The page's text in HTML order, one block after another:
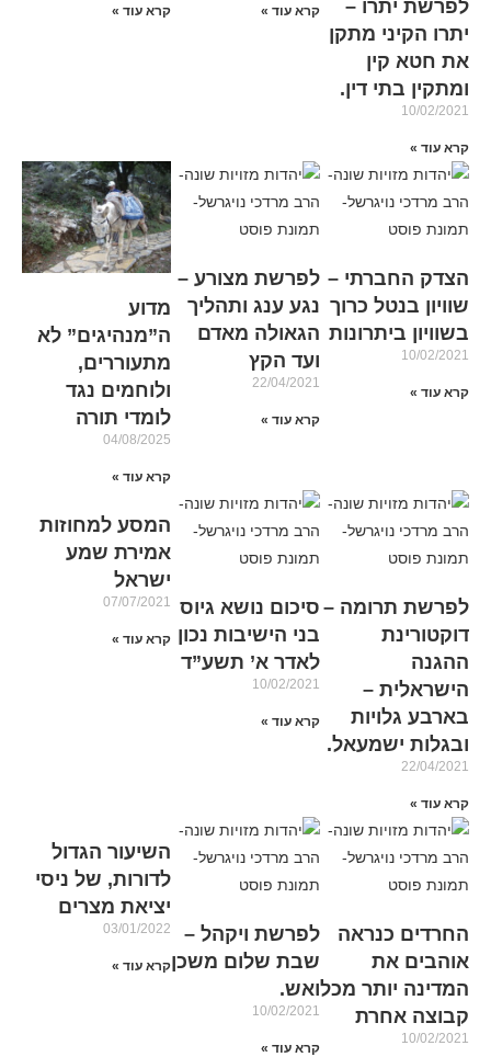
לפרשת יתרו –
יתרו הקיני מתקן
את חטא קין
ומתקין בתי דין.
10/02/2021
קרא עוד »
קרא עוד » קרא עוד »
הצדק החברתי –
שוויון בנטל כרוך
בשוויון ביתרונות
10/02/2021
קרא עוד »
לפרשת מצורע –
נגע ענג ותהליך
הגאולה מאדם
ועד הקץ
22/04/2021
קרא עוד »
מדוע
ה”מנהיגים” לא
מתעוררים,
ולוחמים נגד
לומדי תורה
04/08/2025
קרא עוד »
לפרשת תרומה –
דוקטורינת
ההגנה
הישראלית –
בארבע גלויות
ובגלות ישמעאל.
22/04/2021
קרא עוד »
סיכום נושא גיוס
בני הישיבות נכון
לאדר א’ תשע”ד
10/02/2021
קרא עוד »
המסע למחוזות
אמירת שמע
ישראל
07/07/2021
קרא עוד »
החרדים כנראה
אוהבים את
המדינה יותר מכל
קבוצה אחרת
10/02/2021
לפרשת ויקהל –
שבת שלום משכן
ואש.
10/02/2021
קרא עוד »
השיעור הגדול
לדורות, של ניסי
יציאת מצרים
03/01/2022
קרא עוד »